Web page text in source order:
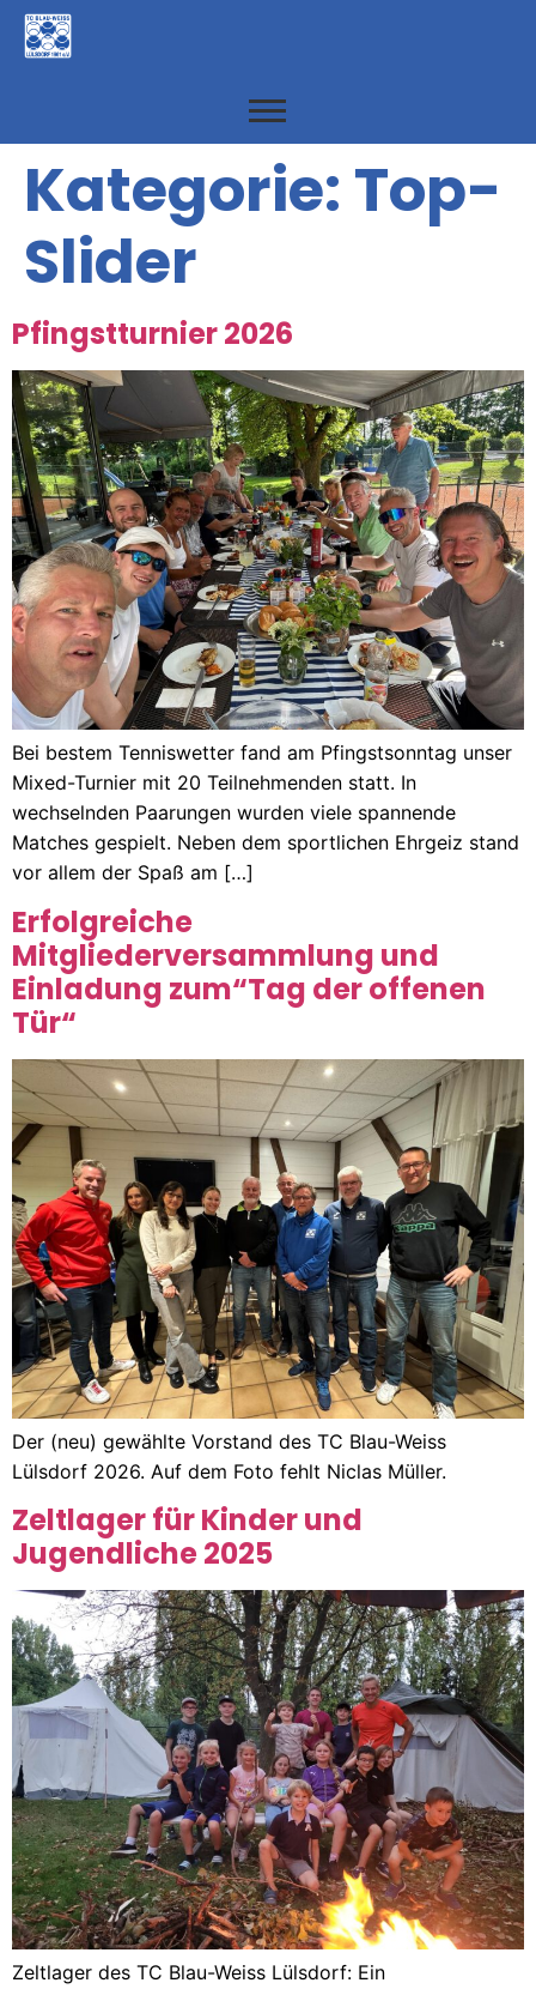
Kategorie: Top-
Slider
Pfingstturnier 2026
Bei bestem Tenniswetter fand am Pfingstsonntag unser
Mixed-Turnier mit 20 Teilnehmenden statt. In
wechselnden Paarungen wurden viele spannende
Matches gespielt. Neben dem sportlichen Ehrgeiz stand
vor allem der Spaß am […]
Erfolgreiche
Mitgliederversammlung und
Einladung zum“Tag der offenen
Tür“
Der (neu) gewählte Vorstand des TC Blau-Weiss
Lülsdorf 2026. Auf dem Foto fehlt Niclas Müller.
Zeltlager für Kinder und
Jugendliche 2025
Zeltlager des TC Blau-Weiss Lülsdorf: Ein